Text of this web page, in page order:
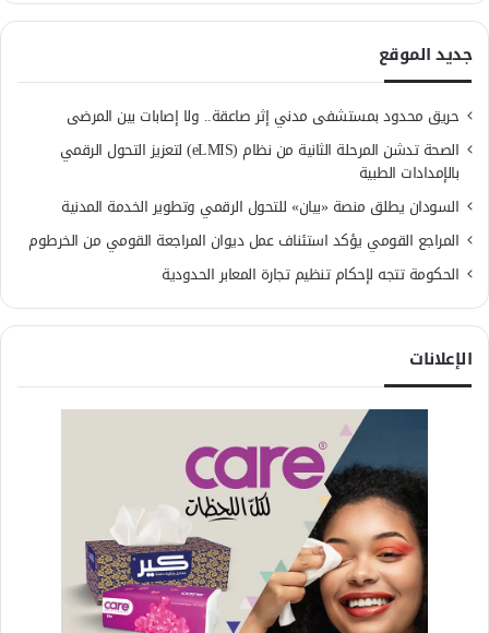
جديد الموقع
حريق محدود بمستشفى مدني إثر صاعقة.. ولا إصابات بين المرضى
الصحة تدشن المرحلة الثانية من نظام (eLMIS) لتعزيز التحول الرقمي
بالإمدادات الطبية
السودان يطلق منصة «بيان» للتحول الرقمي وتطوير الخدمة المدنية
المراجع القومي يؤكد استئناف عمل ديوان المراجعة القومي من الخرطوم
الحكومة تتجه لإحكام تنظيم تجارة المعابر الحدودية
الإعلانات